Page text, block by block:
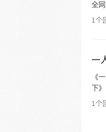
全
1个
一
《
下
1个